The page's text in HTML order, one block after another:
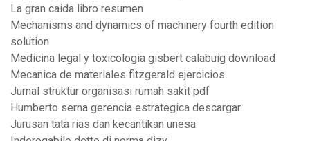
La gran caida libro resumen
Mechanisms and dynamics of machinery fourth edition
solution
Medicina legal y toxicologia gisbert calabuig download
Mecanica de materiales fitzgerald ejercicios
Jurnal struktur organisasi rumah sakit pdf
Humberto serna gerencia estrategica descargar
Jurusan tata rias dan kecantikan unesa